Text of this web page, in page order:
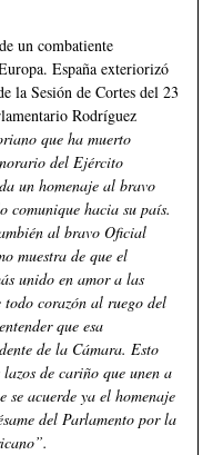
un combatiente
España exteriorizó
la Sesión de Cortes del 23
Rodríguez
que ha muerto
del Ejército
un homenaje al bravo
hacia su país.
al bravo Oficial
muestra de que el
unido en amor a las
todo corazón al ruego del
que esa
de la Cámara. Esto
de cariño que unen a
acuerde ya el homenaje
del Parlamento por la